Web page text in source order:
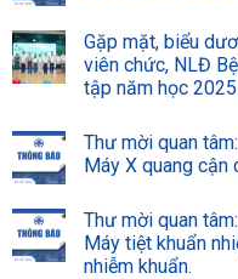
Gặp mặt, biểu
viên chức, NLĐ
tập năm học
Thư mời quan
Máy X quang cận
Thư mời quan
Máy tiệt khuẩn
nhiễm khuẩn.